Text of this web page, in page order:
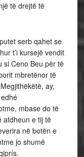
të drejtë të
serb qahet se
t’i kursejë vendit
si Ceno Beu për të
mbretënor të
ay,
mbase do të
atdheun e tij të
në botën e
jo shumë